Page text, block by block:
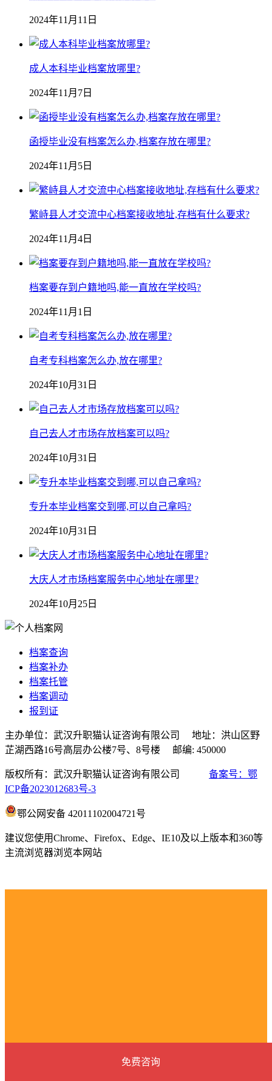
2024年11月11日
成人本科毕业档案放哪里?
2024年11月7日
函授毕业没有档案怎么办,档案存放在哪里?
2024年11月5日
繁峙县人才交流中心档案接收地址,存档有什么要求?
2024年11月4日
档案要存到户籍地吗,能一直放在学校吗?
2024年11月1日
自考专科档案怎么办,放在哪里?
2024年10月31日
自己去人才市场存放档案可以吗?
2024年10月31日
专升本毕业档案交到哪,可以自己拿吗?
2024年10月31日
大庆人才市场档案服务中心地址在哪里?
2024年10月25日
档案查询
档案补办
档案托管
档案调动
报到证
主办单位：武汉升职猫认证咨询有限公司 地址：洪山区野
芷湖西路16号高层办公楼7号、8号楼 邮编: 450000
版权所有：武汉升职猫认证咨询有限公司 备案号：鄂
ICP备2023012683号-3
鄂公网安备 42011102004721号
建议您使用Chrome、Firefox、Edge、IE10及以上版本和360等
主流浏览器浏览本网站
免费咨询